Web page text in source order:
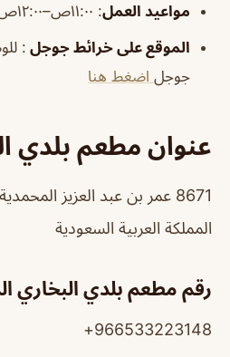
مواعيد العمل: ١١:٠٠ص–١٢:٠٠ص
الموقع على خرائط جوجل :
جوجل اضغط هنا
عنوان مطعم بلدي
المملكة العربية السعودية
رقم مطعم بلدي البخاري
966533223148+